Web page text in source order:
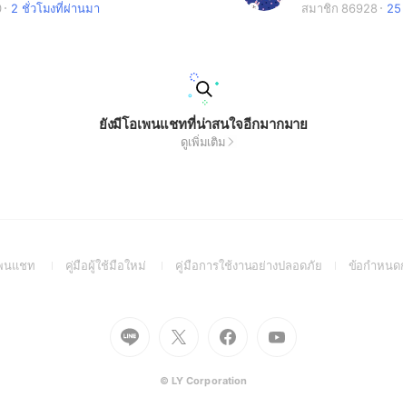
2 ชั่วโมงที่ผ่านมา
สมาชิก 86928
ยังมีโอเพนแชทที่น่าสนใจอีกมากมาย
ดูเพิ่มเติม
นแชท
(Openคู่มือผู้ใช้มือใหม่
(Open
window)
คู่มือการใช้งานอย่างปลอดภัย(Openข้อกำหนด
Go
to
(Open
Go
to
(Open
Go
to
(Open
to
© LY Corporation